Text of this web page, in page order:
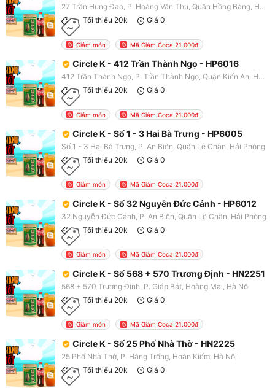
27 Trần Hưng Đạo, P. Hoàng Văn Thụ, Quận Hồng Bàng, Hải Phòng
Tối thiểu 20k
Giá 0
Giảm món Mã Giảm Coca 21.000đ
Circle K - 412 Trần Thành Ngọ - HP6016
412 Trần Thành Ngọ, P. Trần Thành Ngọ, Quận Kiến An, Hải Phòng
Tối thiểu 20k
Giá 0
Giảm món Mã Giảm Coca 21.000đ
Circle K - Số 1 - 3 Hai Bà Trưng - HP6005
Số 1 - 3 Hai Bà Trưng, P. An Biên, Quận Lê Chân, Hải Phòng
Tối thiểu 20k
Giá 0
Giảm món Mã Giảm Coca 21.000đ
Circle K - Số 32 Nguyễn Đức Cảnh - HP6012
32 Nguyễn Đức Cảnh, P. An Biên, Quận Lê Chân, Hải Phòng
Tối thiểu 20k
Giá 0
Giảm món Mã Giảm Coca 21.000đ
Circle K - Số 568 + 570 Trương Định - HN2251
568 + 570 Trương Định, P. Giáp Bát, Hoàng Mai, Hà Nội
Tối thiểu 20k
Giá 0
Giảm món Mã Giảm Coca 21.000đ
Circle K - Số 25 Phố Nhà Thờ - HN2225
25 Phố Nhà Thờ, P. Hàng Trống, Hoàn Kiếm, Hà Nội
Tối thiểu 20k
Giá 0